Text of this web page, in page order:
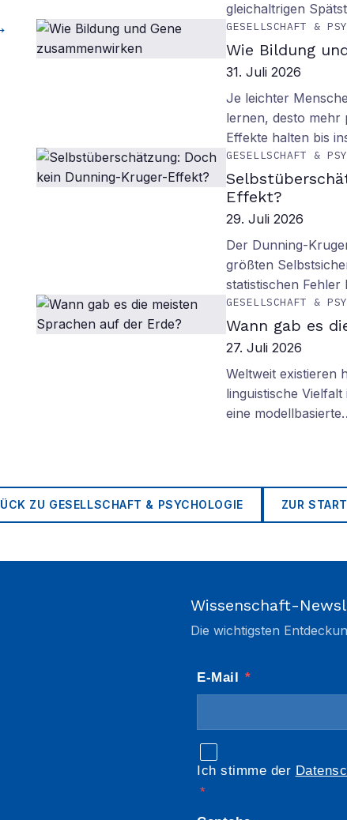
gleichaltrigen
GESELLSCHAFT &
Wie Bildung
31. Juli 2026
Je leichter
lernen, desto mehr
Effekte halten bis
GESELLSCHAFT &
Effekt?
29. Juli 2026
Der Dunning-
größten
statistischen Fehler
GESELLSCHAFT &
Wann gab es
27. Juli 2026
Weltweit existieren
linguistische
eine
ZU GESELLSCHAFT & PSYCHOLOGIE ZUR
Wissenschaft-
Die wichtigsten